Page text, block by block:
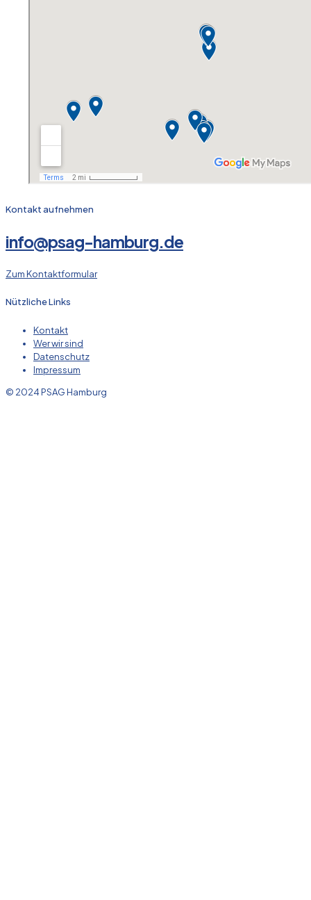
Kontakt aufnehmen
info@psag-hamburg.de
Zum Kontaktformular
Nützliche Links
Kontakt
Wer wir sind
Datenschutz
Impressum
© 2024 PSAG Hamburg